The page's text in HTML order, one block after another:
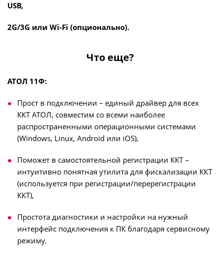
USB,
2G/3G или Wi-Fi (опционально).
Что еще?
АТОЛ 11Ф:
Прост в подключении – единый драйвер для всех
ККТ АТОЛ, совместим со всеми наиболее
распространенными операционными системами
(Windows, Linux, Android или iOS),
Поможет в самостоятельной регистрации ККТ –
интуитивно понятная утилита для фискализации ККТ
(используется при регистрации/перерегистрации
ККТ),
Простота диагностики и настройки на нужный
интерфейс подключения к ПК благодаря сервисному
режиму.